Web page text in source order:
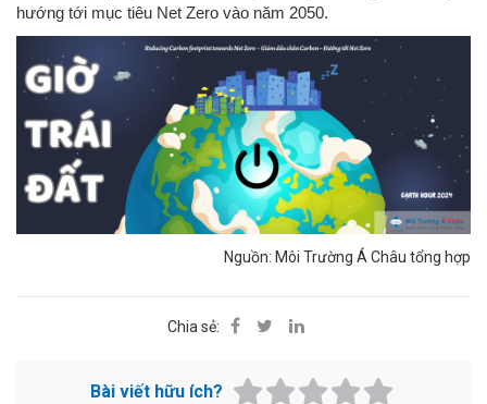
hướng tới mục tiêu Net Zero vào năm 2050.
Nguồn: Môi Trường Á Châu tổng hợp
Chia sẻ:
Bài viết hữu ích?